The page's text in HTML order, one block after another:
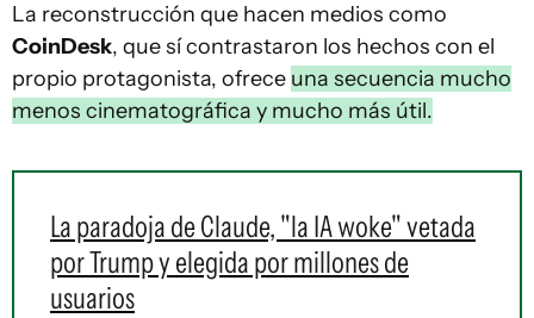
La reconstrucción que hacen medios como
CoinDesk, que sí contrastaron los hechos con el
propio protagonista, ofrece una secuencia mucho
menos cinematográfica y mucho más útil.
La paradoja de Claude, "la IA woke" vetada
por Trump y elegida por millones de
usuarios